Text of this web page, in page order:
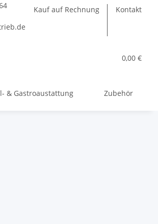
Kauf auf Rechnung Kontakt
0,00 €
& Gastroaustattung Zubehör